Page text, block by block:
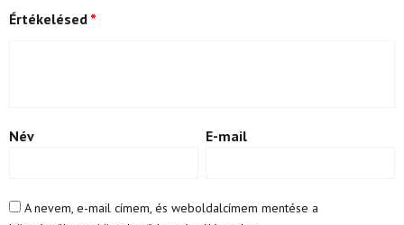
Értékelésed *
Név E-mail
A nevem, e-mail címem, és weboldalcímem mentése a